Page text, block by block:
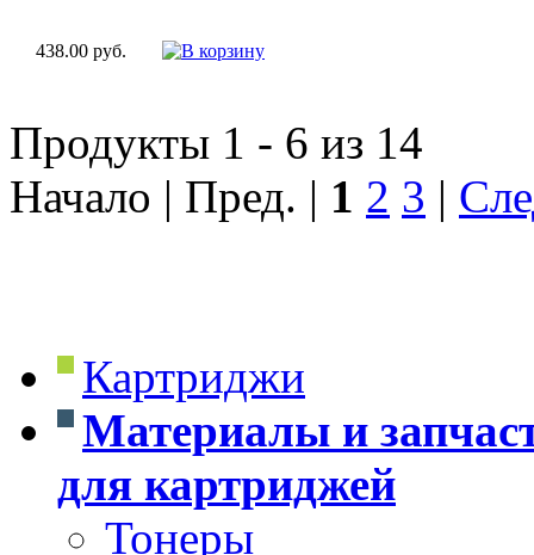
438.00 руб.
Продукты 1 - 6 из 14
Начало | Пред. | 1 2 3 |
Картриджи
Материалы и
для картриджей
Тонеры